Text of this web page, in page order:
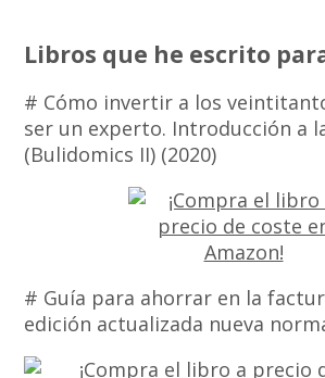
Libros que he escrito
# Cómo invertir a los
ser un experto. Introducción a
(Bulidomics II) (2020)
# Guía para ahorrar en la
edición actualizada nueva